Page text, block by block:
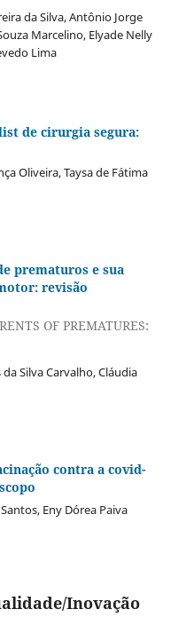
da Silva, Antônio Jorge
Marcelino, Elyade Nelly
Lima
de cirurgia segura:
Oliveira, Taysa de Fátima
prematuros e sua
revisão
OF PREMATURES:
Silva Carvalho, Cláudia
contra a covid-
Eny Dórea Paiva
Inovação